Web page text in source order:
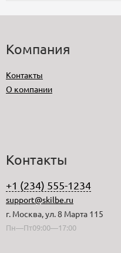
Компания
Контакты
О компании
Контакты
+1 (234) 555-1234
support@skilbe.ru
г. Москва, ул. 8 Марта 115
Пн—Пт09:00—17:00